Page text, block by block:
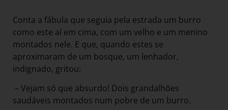
Conta a fábula que seguia pela estrada um burro
como este aí em cima, com um velho e um menino
montados nele. E que, quando estes se
aproximaram de um bosque, um lenhador,
indignado, gritou:
– Vejam só que absurdo! Dois grandalhões
saudáveis montados num pobre de um burro.